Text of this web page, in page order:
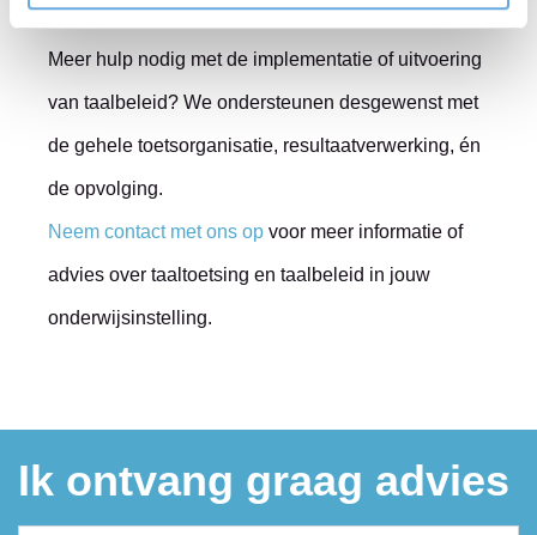
Meer hulp nodig met de implementatie of uitvoering
van taalbeleid? We ondersteunen desgewenst met
de gehele toetsorganisatie, resultaatverwerking, én
de opvolging.
Neem contact met ons op voor meer informatie of
advies over taaltoetsing en taalbeleid in jouw
onderwijsinstelling.
Ik ontvang graag advies